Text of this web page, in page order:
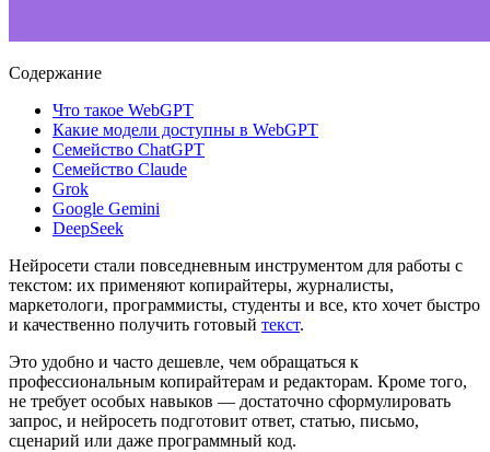
Содержание
Что такое WebGPT
Какие модели доступны в WebGPT
Семейство ChatGPT
Семейство Claude
Grok
Google Gemini
DeepSeek
Нейросети стали повседневным инструментом для работы с
текстом: их применяют копирайтеры, журналисты,
маркетологи, программисты, студенты и все, кто хочет быстро
и качественно получить готовый текст.
Это удобно и часто дешевле, чем обращаться к
профессиональным копирайтерам и редакторам. Кроме того,
не требует особых навыков — достаточно сформулировать
запрос, и нейросеть подготовит ответ, статью, письмо,
сценарий или даже программный код.